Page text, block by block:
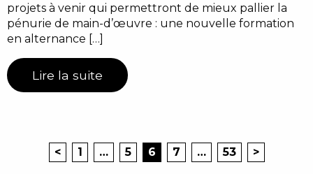
projets à venir qui permettront de mieux pallier la
pénurie de main-d’œuvre : une nouvelle formation
en alternance […]
Lire la suite
< 1 … 5 6 7 … 53 >